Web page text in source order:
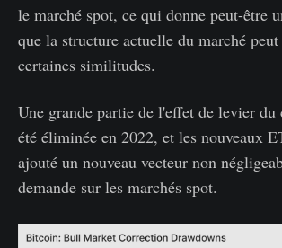
le marché spot, ce qui donne peut-être
que la structure actuelle du marché peut
certaines similitudes.
Une grande partie de l'effet de levier du
été éliminée en 2022, et les nouveaux
ajouté un nouveau vecteur non
demande sur les marchés spot.